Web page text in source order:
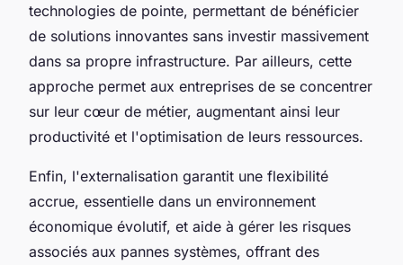
technologies de pointe, permettant de bénéficier
de solutions innovantes sans investir massivement
dans sa propre infrastructure. Par ailleurs, cette
approche permet aux entreprises de se concentrer
sur leur cœur de métier, augmentant ainsi leur
productivité et l'optimisation de leurs ressources.
Enfin, l'externalisation garantit une flexibilité
accrue, essentielle dans un environnement
économique évolutif, et aide à gérer les risques
associés aux pannes systèmes, offrant des